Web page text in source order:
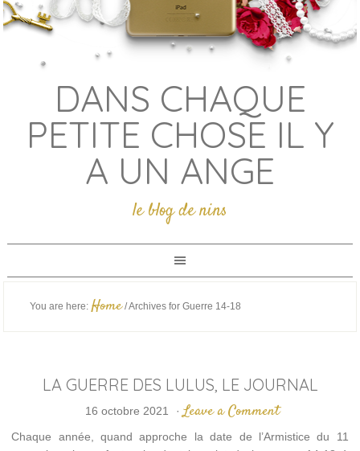
DANS CHAQUE
PETITE CHOSE IL Y
A UN ANGE
le blog de nins
You are here: Home /Archives for Guerre 14-18
LA GUERRE DES LULUS, LE JOURNAL
16 octobre 2021 · Leave a Comment
Chaque année, quand approche la date de l’Armistice du 11